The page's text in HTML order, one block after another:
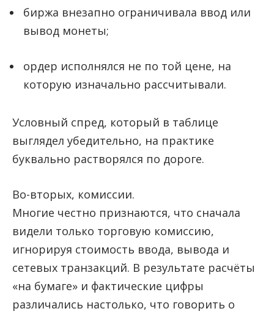
биржа внезапно ограничивала ввод или
вывод монеты;
ордер исполнялся не по той цене, на
которую изначально рассчитывали.
Условный спред, который в таблице
выглядел убедительно, на практике
буквально растворялся по дороге.
Во-вторых, комиссии.
Многие честно признаются, что сначала
видели только торговую комиссию,
игнорируя стоимость ввода, вывода и
сетевых транзакций. В результате расчёты
«на бумаге» и фактические цифры
различались настолько, что говорить о